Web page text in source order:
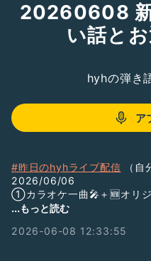
20260608
い話と
hyhの弾き
ア
#昨日のhyhライブ配信 （自
2026/06/06
①カラオケ一曲🎤＋🆕オリ
https://abr.ge/kp0nep
#hyh1994
...もっと読む
2026-06-08 12:33:55